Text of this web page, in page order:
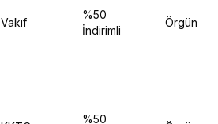
Vakıf
%50
İndirimli
Örgün
%50